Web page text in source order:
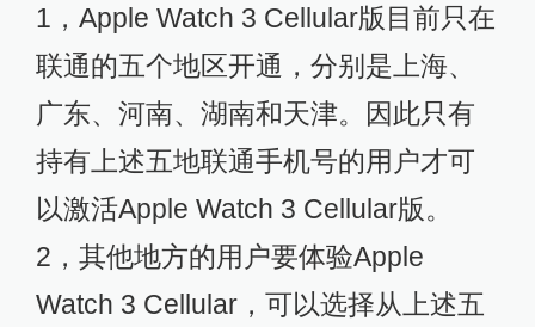
1，Apple Watch 3 Cellular版目前只在
联通的五个地区开通，分别是上海、
广东、河南、湖南和天津。因此只有
持有上述五地联通手机号的用户才可
以激活Apple Watch 3 Cellular版。
2，其他地方的用户要体验Apple
Watch 3 Cellular，可以选择从上述五